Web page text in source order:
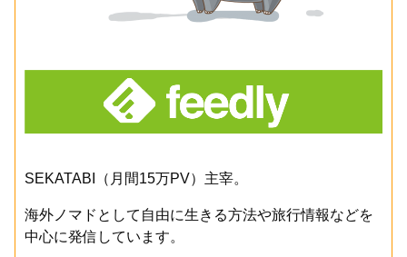
SEKATABI（月間15万PV）主宰。
海外ノマドとして自由に生きる方法や旅行情報などを
中心に発信しています。